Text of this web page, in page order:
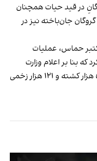
دست‌کم ۲۳ گروگانِ در قید حیات همچنان
در اسارت حماس هستند و پیکر ۳۵ گروگان جان‌باخته نیز در
حماس، عملیات
که بنا بر اعلام وزارت
بهداشت حماس، تاکنون بیش از ۵۳ هزار کشته و ۱۲۱ هزار زخمی